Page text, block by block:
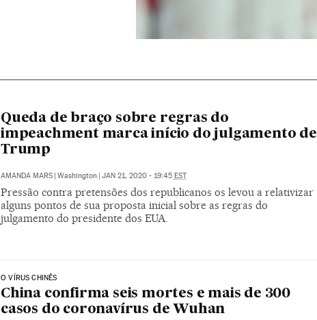
Queda de braço sobre regras do
impeachment marca início do julgamento de
Trump
AMANDA MARS | Washington | JAN 21, 2020 - 19:45 EST
Pressão contra pretensões dos republicanos os levou a relativizar
alguns pontos de sua proposta inicial sobre as regras do
julgamento do presidente dos EUA.
O VÍRUS CHINÊS
China confirma seis mortes e mais de 300
casos do coronavírus de Wuhan